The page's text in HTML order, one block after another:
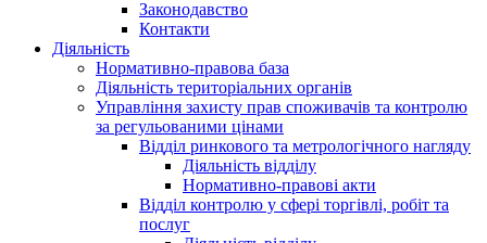
Законодавство
Контакти
Діяльність
Нормативно-правова база
Діяльність територіальних органів
Управління захисту прав споживачів та контролю
за регульованими цінами
Відділ ринкового та метрологічного нагляду
Діяльність відділу
Нормативно-правові акти
Відділ контролю у сфері торгівлі, робіт та
послуг